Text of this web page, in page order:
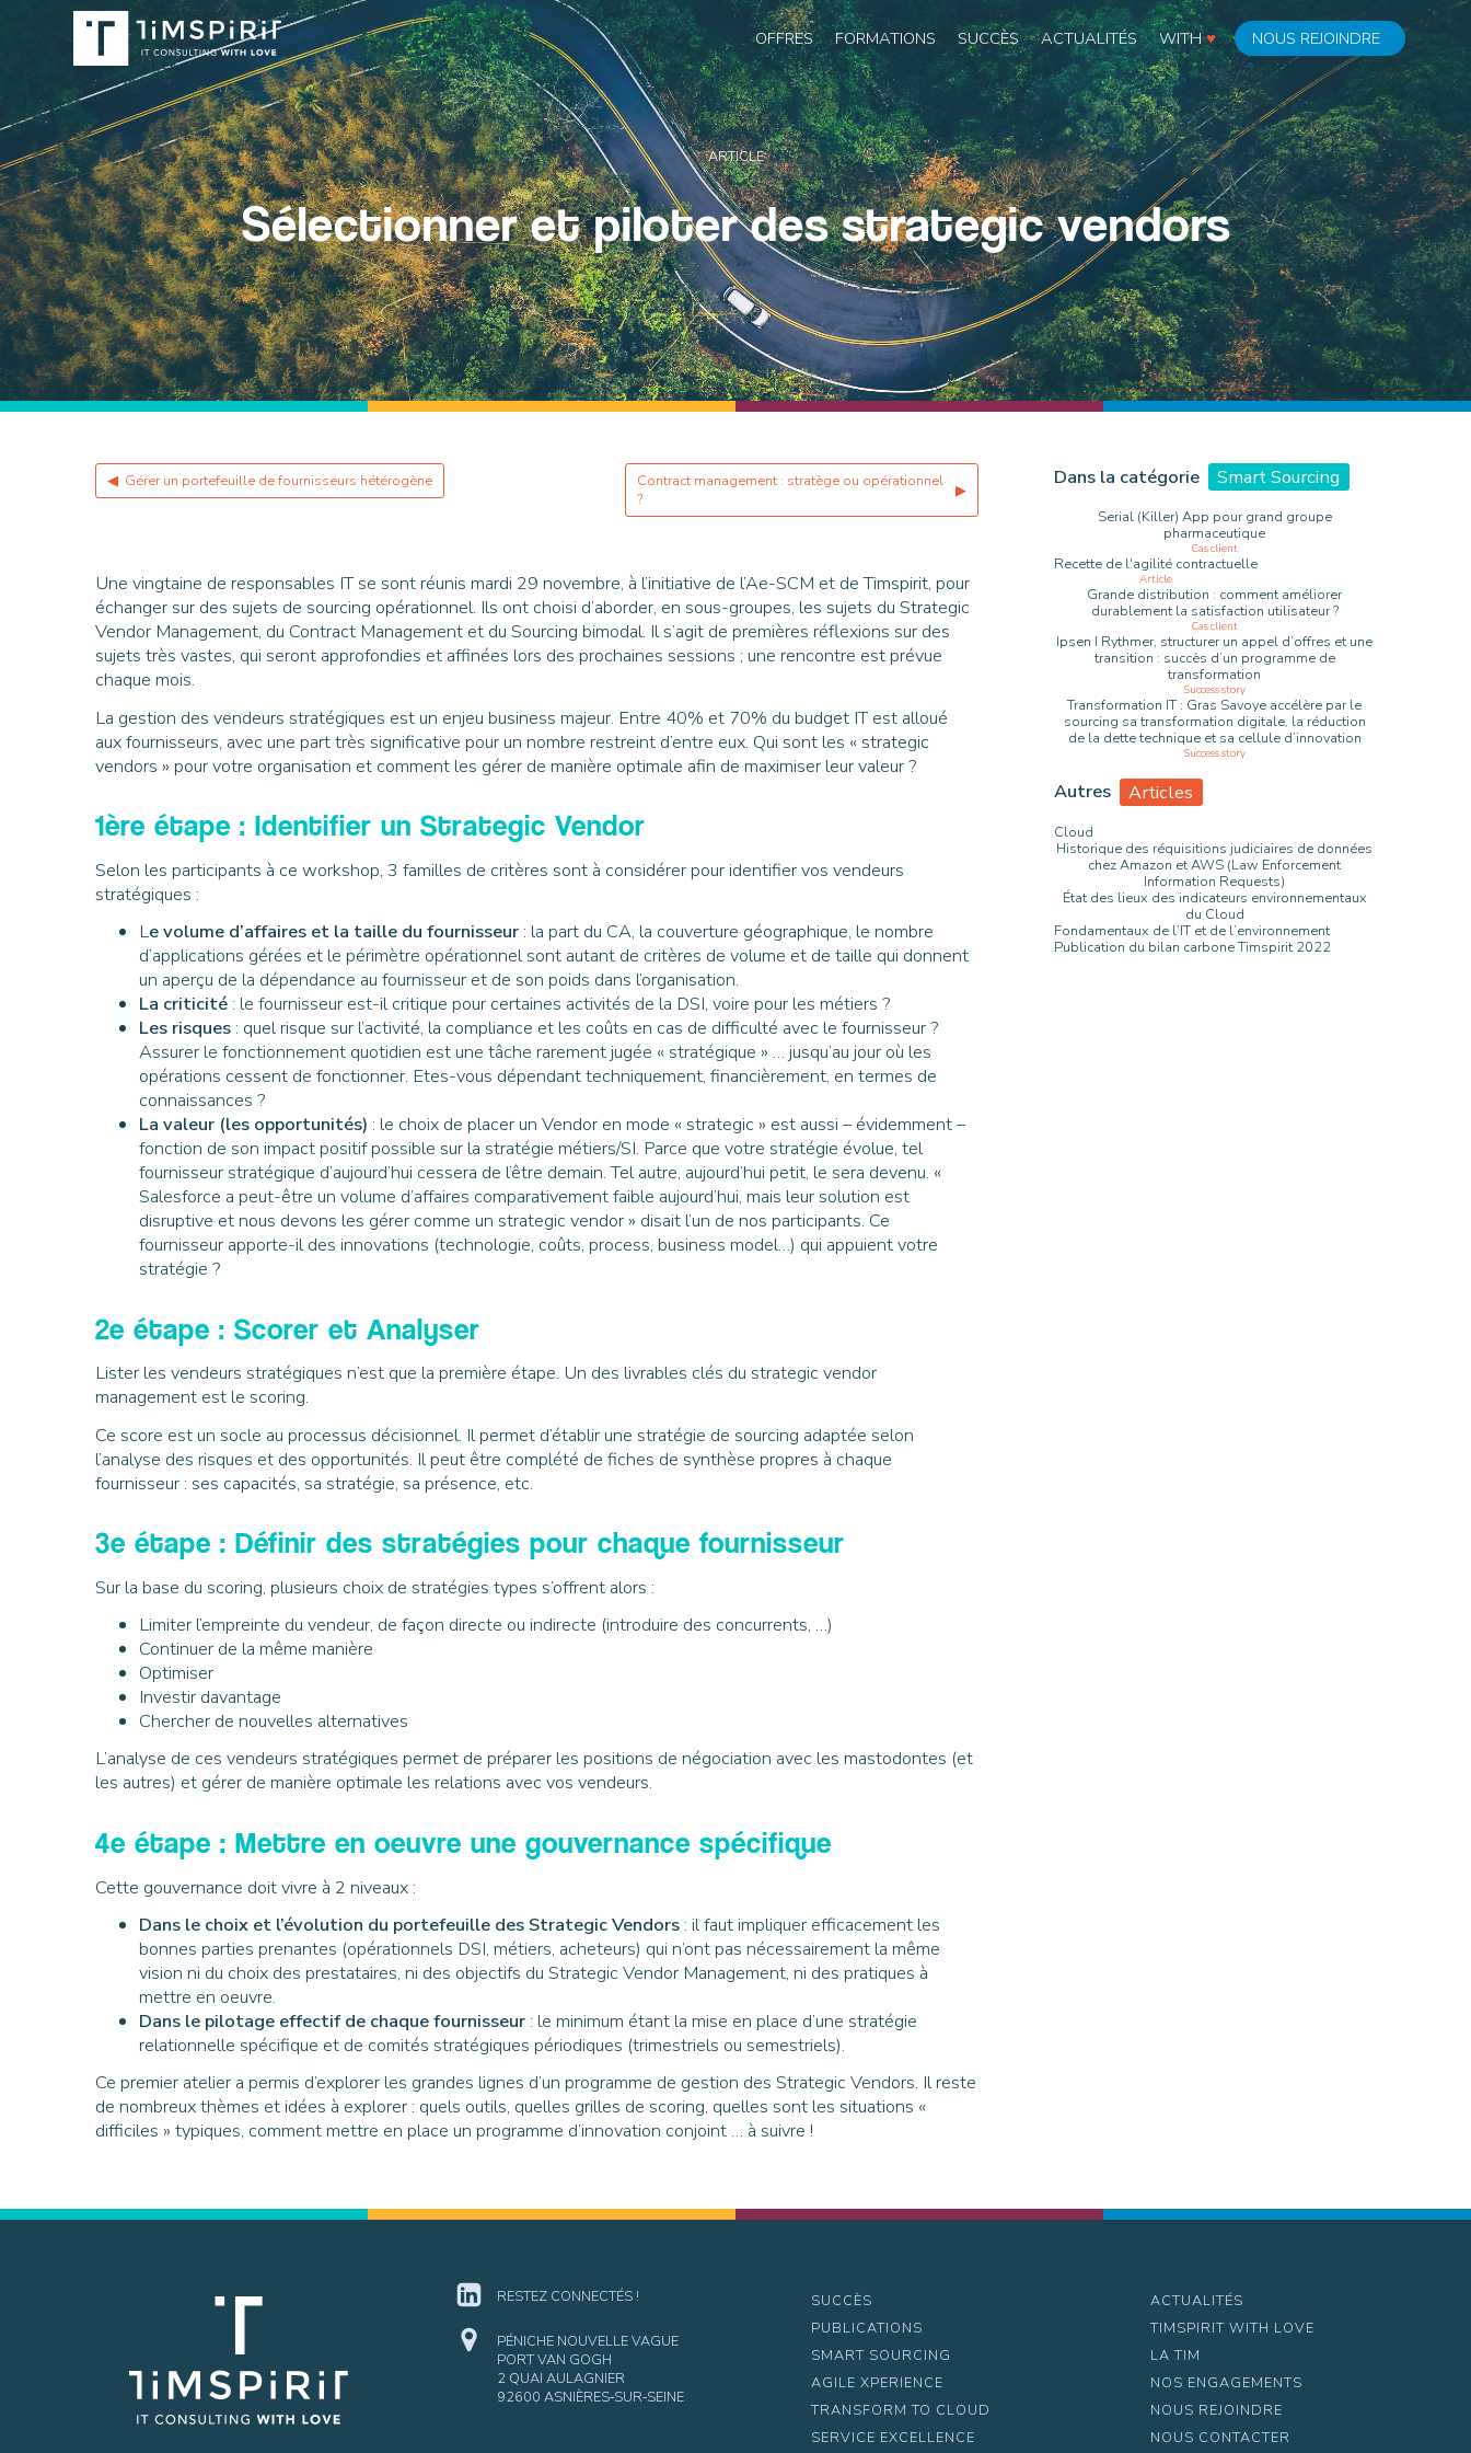
OFFRES FORMATIONS SUCCÈS ACTUALITÉS WITH♥ NOUS REJOINDRE
ARTICLE
Sélectionner et piloter des strategic vendors
◀ Gérer un portefeuille de fournisseurs hétérogène
Contract management : stratège ou opérationnel
?
▶
Une vingtaine de responsables IT se sont réunis mardi 29 novembre, à l’initiative de l’Ae-SCM et de Timspirit, pour
échanger sur des sujets de sourcing opérationnel. Ils ont choisi d’aborder, en sous-groupes, les sujets du Strategic
Vendor Management, du Contract Management et du Sourcing bimodal. Il s’agit de premières réflexions sur des
sujets très vastes, qui seront approfondies et affinées lors des prochaines sessions ; une rencontre est prévue
chaque mois.
La gestion des vendeurs stratégiques est un enjeu business majeur. Entre 40% et 70% du budget IT est alloué
aux fournisseurs, avec une part très significative pour un nombre restreint d’entre eux. Qui sont les « strategic
vendors » pour votre organisation et comment les gérer de manière optimale afin de maximiser leur valeur ?
1ère étape : Identifier un Strategic Vendor
Selon les participants à ce workshop, 3 familles de critères sont à considérer pour identifier vos vendeurs
stratégiques :
Le volume d’affaires et la taille du fournisseur : la part du CA, la couverture géographique, le nombre
d’applications gérées et le périmètre opérationnel sont autant de critères de volume et de taille qui donnent
un aperçu de la dépendance au fournisseur et de son poids dans l’organisation.
La criticité : le fournisseur est-il critique pour certaines activités de la DSI, voire pour les métiers ?
Les risques : quel risque sur l’activité, la compliance et les coûts en cas de difficulté avec le fournisseur ?
Assurer le fonctionnement quotidien est une tâche rarement jugée « stratégique » … jusqu’au jour où les
opérations cessent de fonctionner. Etes-vous dépendant techniquement, financièrement, en termes de
connaissances ?
La valeur (les opportunités) : le choix de placer un Vendor en mode « strategic » est aussi – évidemment –
fonction de son impact positif possible sur la stratégie métiers/SI. Parce que votre stratégie évolue, tel
fournisseur stratégique d’aujourd’hui cessera de l’être demain. Tel autre, aujourd’hui petit, le sera devenu. «
Salesforce a peut-être un volume d’affaires comparativement faible aujourd’hui, mais leur solution est
disruptive et nous devons les gérer comme un strategic vendor » disait l’un de nos participants. Ce
fournisseur apporte-il des innovations (technologie, coûts, process, business model…) qui appuient votre
stratégie ?
2e étape : Scorer et Analyser
Lister les vendeurs stratégiques n’est que la première étape. Un des livrables clés du strategic vendor
management est le scoring.
Ce score est un socle au processus décisionnel. Il permet d’établir une stratégie de sourcing adaptée selon
l’analyse des risques et des opportunités. Il peut être complété de fiches de synthèse propres à chaque
fournisseur : ses capacités, sa stratégie, sa présence, etc.
3e étape : Définir des stratégies pour chaque fournisseur
Sur la base du scoring, plusieurs choix de stratégies types s’offrent alors :
Limiter l’empreinte du vendeur, de façon directe ou indirecte (introduire des concurrents, …)
Continuer de la même manière
Optimiser
Investir davantage
Chercher de nouvelles alternatives
L’analyse de ces vendeurs stratégiques permet de préparer les positions de négociation avec les mastodontes (et
les autres) et gérer de manière optimale les relations avec vos vendeurs.
4e étape : Mettre en oeuvre une gouvernance spécifique
Cette gouvernance doit vivre à 2 niveaux :
Dans le choix et l’évolution du portefeuille des Strategic Vendors : il faut impliquer efficacement les
bonnes parties prenantes (opérationnels DSI, métiers, acheteurs) qui n’ont pas nécessairement la même
vision ni du choix des prestataires, ni des objectifs du Strategic Vendor Management, ni des pratiques à
mettre en oeuvre.
Dans le pilotage effectif de chaque fournisseur : le minimum étant la mise en place d’une stratégie
relationnelle spécifique et de comités stratégiques périodiques (trimestriels ou semestriels).
Ce premier atelier a permis d’explorer les grandes lignes d’un programme de gestion des Strategic Vendors. Il reste
de nombreux thèmes et idées à explorer : quels outils, quelles grilles de scoring, quelles sont les situations «
difficiles » typiques, comment mettre en place un programme d’innovation conjoint … à suivre !
Dans la catégorie Smart Sourcing
Serial (Killer) App pour grand groupe
pharmaceutique
Cas client
Recette de l'agilité contractuelle
Article
Grande distribution : comment améliorer
durablement la satisfaction utilisateur ?
Cas client
Ipsen I Rythmer, structurer un appel d’offres et une
transition : succès d’un programme de
transformation
Success story
Transformation IT : Gras Savoye accélère par le
sourcing sa transformation digitale, la réduction
de la dette technique et sa cellule d’innovation
Success story
Autres Articles
Cloud
Historique des réquisitions judiciaires de données
chez Amazon et AWS (Law Enforcement
Information Requests)
État des lieux des indicateurs environnementaux
du Cloud
Fondamentaux de l’IT et de l’environnement
Publication du bilan carbone Timspirit 2022
RESTEZ CONNECTÉS !
PÉNICHE NOUVELLE VAGUE
PORT VAN GOGH
2 QUAI AULAGNIER
92600 ASNIÈRES‑SUR‑SEINE
SUCCÈS
PUBLICATIONS
SMART SOURCING
AGILE XPERIENCE
TRANSFORM TO CLOUD
SERVICE EXCELLENCE
ACTUALITÉS
TIMSPIRIT WITH LOVE
LA TIM
NOS ENGAGEMENTS
NOUS REJOINDRE
NOUS CONTACTER